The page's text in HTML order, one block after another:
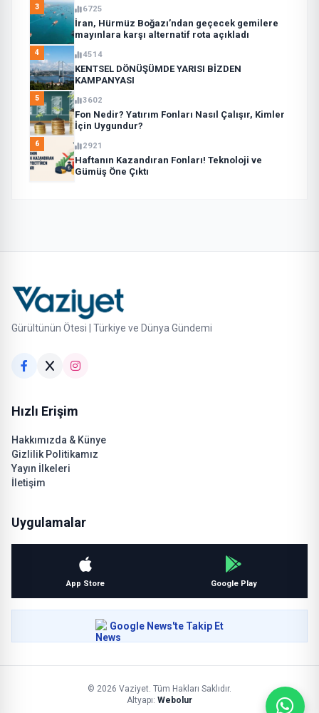
3 6725
İran, Hürmüz Boğazı’ndan geçecek gemilere
mayınlara karşı alternatif rota açıkladı
4 4514
KENTSEL DÖNÜŞÜMDE YARISI BİZDEN
KAMPANYASI
5 3602
Fon Nedir? Yatırım Fonları Nasıl Çalışır, Kimler
İçin Uygundur?
6 2921
Haftanın Kazandıran Fonları! Teknoloji ve
Gümüş Öne Çıktı
Gürültünün Ötesi | Türkiye ve Dünya Gündemi
Hızlı Erişim
Hakkımızda & Künye
Gizlilik Politikamız
Yayın İlkeleri
İletişim
Uygulamalar
App Store Google Play
Google News'te Takip Et
© 2026 Vaziyet. Tüm Hakları Saklıdır.
Altyapı: Webolur